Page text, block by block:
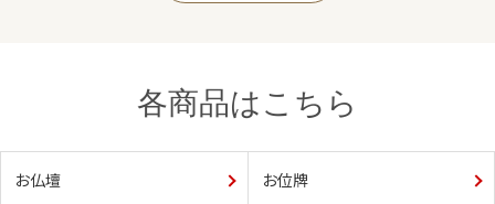
各商品はこちら
お仏壇 お位牌